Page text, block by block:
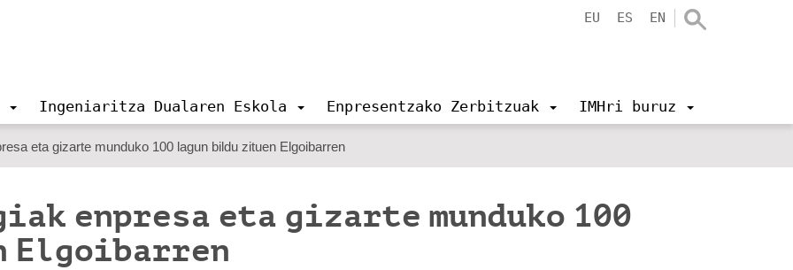
EU ES EN
Ingeniaritza Dualaren Eskola Enpresentzako Zerbitzuak IMHri buruz
eta gizarte munduko 100 lagun bildu zituen Elgoibarren
enpresa eta gizarte munduko 100
Elgoibarren